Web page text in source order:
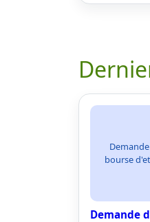
bourse
Demande